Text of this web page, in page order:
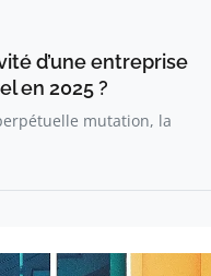
d’une entreprise
en 2025 ?
mutation, la